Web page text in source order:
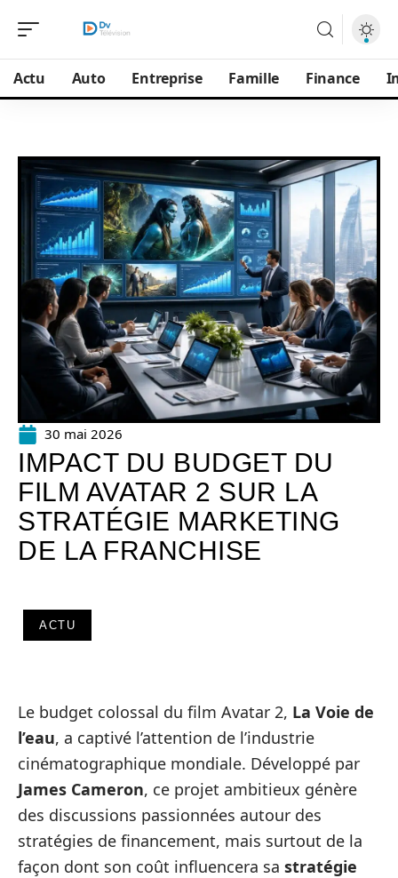
Actu Auto Entreprise Famille Finance
30 mai 2026
IMPACT DU BUDGET DU
FILM AVATAR 2 SUR LA
STRATÉGIE MARKETING
DE LA FRANCHISE
ACTU
Le budget colossal du film Avatar 2, La Voie de
l’eau, a captivé l’attention de l’industrie
cinématographique mondiale. Développé par
James Cameron, ce projet ambitieux génère
des discussions passionnées autour des
stratégies de financement, mais surtout de la
façon dont son coût influencera sa stratégie